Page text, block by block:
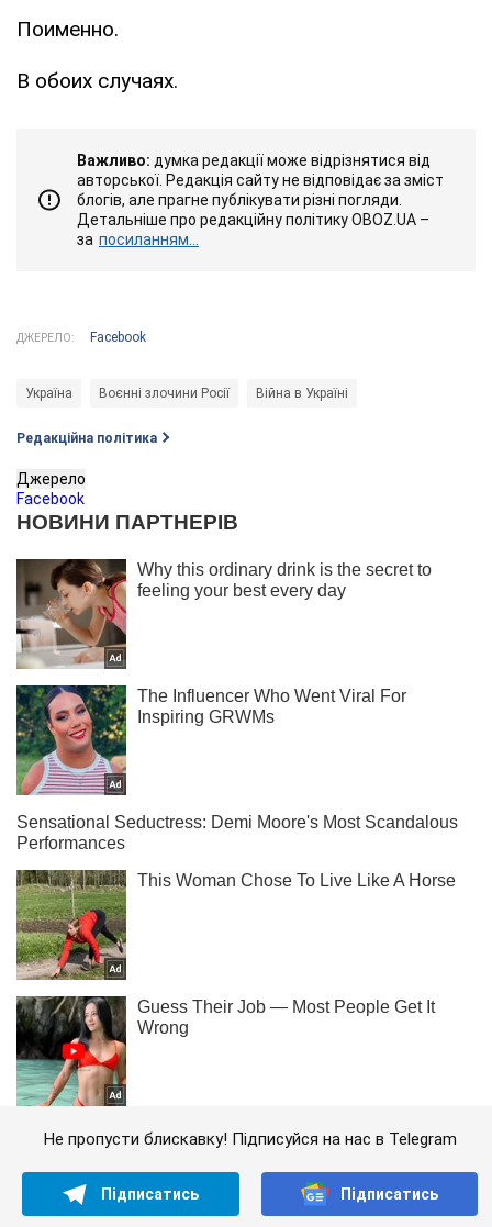
Поименно.
В обоих случаях.
Важливо: думка редакції може відрізнятися від
авторської. Редакція сайту не відповідає за зміст
блогів, але прагне публікувати різні погляди.
Детальніше про редакційну політику OBOZ.UA –
за посиланням...
ДЖЕРЕЛО: Facebook
Україна Воєнні злочини Росії Війна в Україні
Редакційна політика
Джерело
Facebook
Не пропусти блискавку! Підписуйся на нас в Telegram
Підписатись Підписатись